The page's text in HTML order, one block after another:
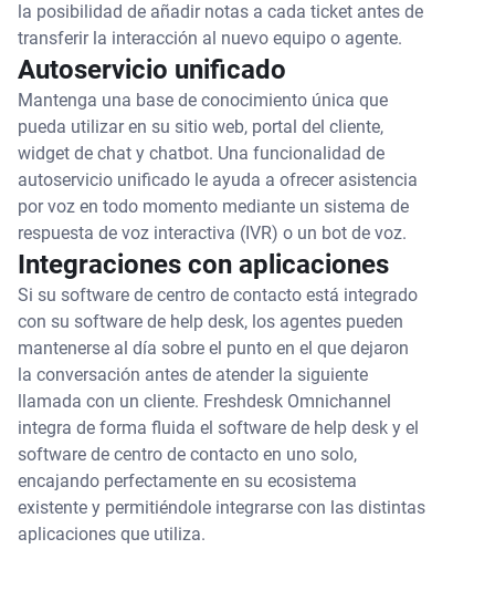
la posibilidad de añadir notas a cada ticket antes de
transferir la interacción al nuevo equipo o agente.
Autoservicio unificado
Mantenga una base de conocimiento única que
pueda utilizar en su sitio web, portal del cliente,
widget de chat y chatbot. Una funcionalidad de
autoservicio unificado le ayuda a ofrecer asistencia
por voz en todo momento mediante un sistema de
respuesta de voz interactiva (IVR) o un bot de voz.
Integraciones con aplicaciones
Si su software de centro de contacto está integrado
con su software de help desk, los agentes pueden
mantenerse al día sobre el punto en el que dejaron
la conversación antes de atender la siguiente
llamada con un cliente. Freshdesk Omnichannel
integra de forma fluida el software de help desk y el
software de centro de contacto en uno solo,
encajando perfectamente en su ecosistema
existente y permitiéndole integrarse con las distintas
aplicaciones que utiliza.